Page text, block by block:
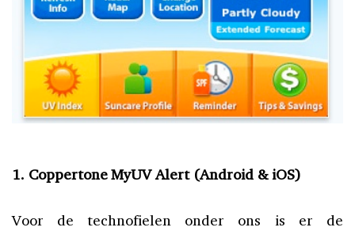
1. Coppertone MyUV Alert (Android & iOS)
Voor de technofielen onder ons is er de